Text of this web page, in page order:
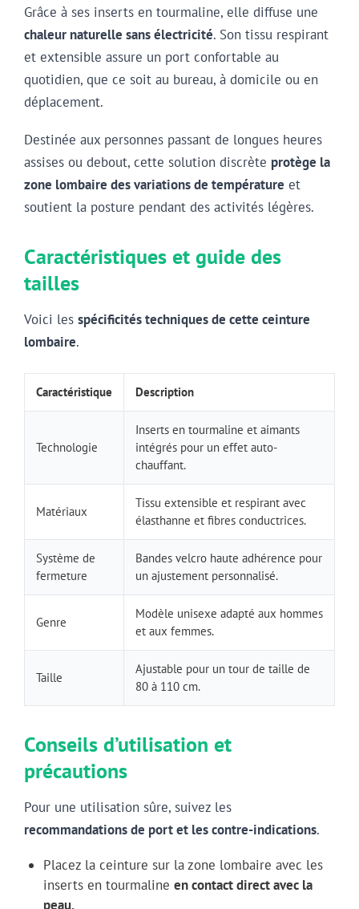
Grâce à ses inserts en tourmaline, elle diffuse une
chaleur naturelle sans électricité. Son tissu respirant
et extensible assure un port confortable au
quotidien, que ce soit au bureau, à domicile ou en
déplacement.
Destinée aux personnes passant de longues heures
assises ou debout, cette solution discrète protège la
zone lombaire des variations de température et
soutient la posture pendant des activités légères.
Caractéristiques et guide des
tailles
Voici les spécificités techniques de cette ceinture
lombaire.
Caractéristique Description
Technologie
Inserts en tourmaline et aimants
intégrés pour un effet auto-
chauffant.
Matériaux
Tissu extensible et respirant avec
élasthanne et fibres conductrices.
Système de
fermeture
Bandes velcro haute adhérence pour
un ajustement personnalisé.
Genre
Modèle unisexe adapté aux hommes
et aux femmes.
Taille
Ajustable pour un tour de taille de
80 à 110 cm.
Conseils d’utilisation et
précautions
Pour une utilisation sûre, suivez les
recommandations de port et les contre-indications.
Placez la ceinture sur la zone lombaire avec les
inserts en tourmaline en contact direct avec la
peau.